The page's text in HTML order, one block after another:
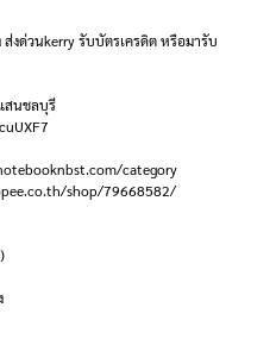
งด่วนkerry รับบัตรเครดิต หรือมารับ
สนชลบุรี
category
shop/79668582/